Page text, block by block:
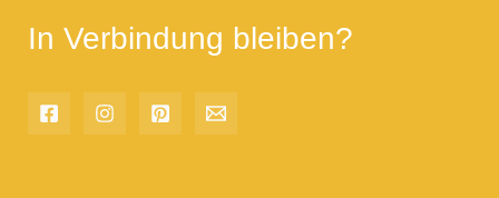
In Verbindung bleiben?